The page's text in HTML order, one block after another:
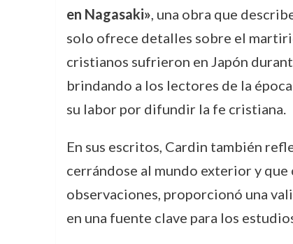
en Nagasaki», una obra que
solo ofrece detalles sobre el
cristianos sufrieron en Japón
brindando a los lectores de la
su labor por difundir la fe cristiana.
En sus escritos, Cardin también
cerrándose al mundo exterior y que
observaciones, proporcionó una
en una fuente clave para los